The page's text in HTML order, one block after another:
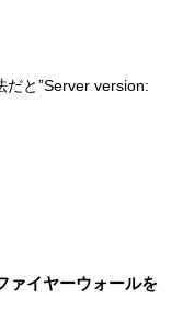
と”Server version:
ァイヤーウォールを